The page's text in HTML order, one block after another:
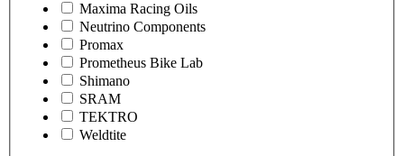
Maxima Racing Oils
Neutrino Components
Promax
Prometheus Bike Lab
Shimano
SRAM
TEKTRO
Weldtite